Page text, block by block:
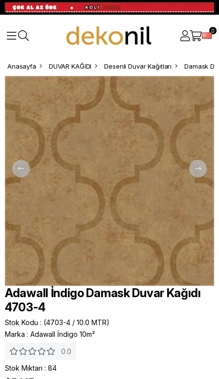
0
Anasayfa DUVAR KAĞIDI Desenli Duvar Kağıtları Damask
Adawall İndigo Damask Duvar Kağıdı
4703-4
Stok Kodu
(4703-4 / 10.0 MTR)
Marka : Adawall İndigo 10m²
0.0
Stok Miktarı : 84